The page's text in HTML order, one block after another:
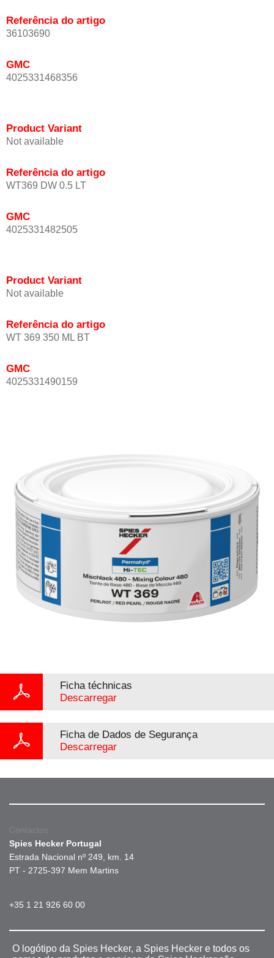
Referência do artigo
36103690
GMC
4025331468356
Product Variant
Not available
Referência do artigo
WT369 DW 0.5 LT
GMC
4025331482505
Product Variant
Not available
Referência do artigo
WT 369 350 ML BT
GMC
4025331490159
Ficha téchnicas
Descarregar
Ficha de Dados de Segurança
Descarregar
Contactos
Spies Hecker Portugal
Estrada Nacional nº 249, km. 14
PT - 2725-397 Mem Martins
+35 1 21 926 60 00
O logótipo da Spies Hecker, a Spies Hecker e todos os